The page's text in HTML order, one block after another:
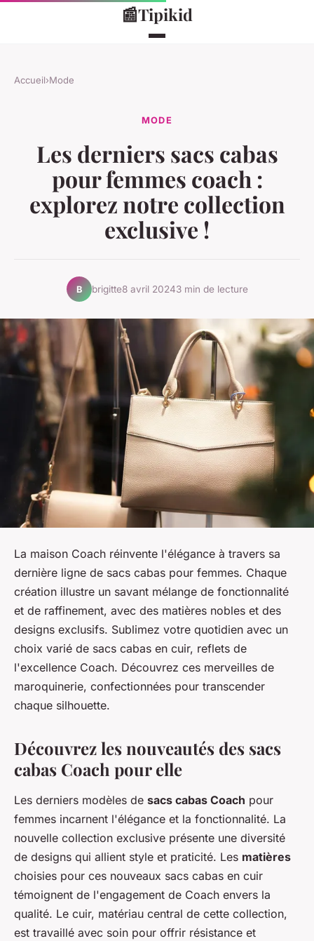
📰Tipikid
Accueil›Mode
MODE
Les derniers sacs cabas
pour femmes coach :
explorez notre collection
exclusive !
B brigitte8 avril 20243 min de lecture
La maison Coach réinvente l'élégance à travers sa
dernière ligne de sacs cabas pour femmes. Chaque
création illustre un savant mélange de fonctionnalité
et de raffinement, avec des matières nobles et des
designs exclusifs. Sublimez votre quotidien avec un
choix varié de sacs cabas en cuir, reflets de
l'excellence Coach. Découvrez ces merveilles de
maroquinerie, confectionnées pour transcender
chaque silhouette.
Découvrez les nouveautés des sacs
cabas Coach pour elle
Les derniers modèles de sacs cabas Coach pour
femmes incarnent l'élégance et la fonctionnalité. La
nouvelle collection exclusive présente une diversité
de designs qui allient style et praticité. Les matières
choisies pour ces nouveaux sacs cabas en cuir
témoignent de l'engagement de Coach envers la
qualité. Le cuir, matériau central de cette collection,
est travaillé avec soin pour offrir résistance et